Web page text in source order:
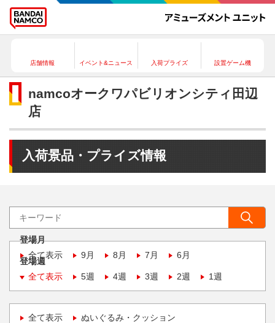
店舗情報 イベント&ニュース 入荷プライズ 設置ゲーム機
namcoオークワパビリオンシティ田辺
店
入荷景品・プライズ情報
登場月
全て表示
9月 8月 7月 6月
登場週
全て表示
5週 4週 3週 2週 1週
全て表示 ぬいぐるみ・クッション